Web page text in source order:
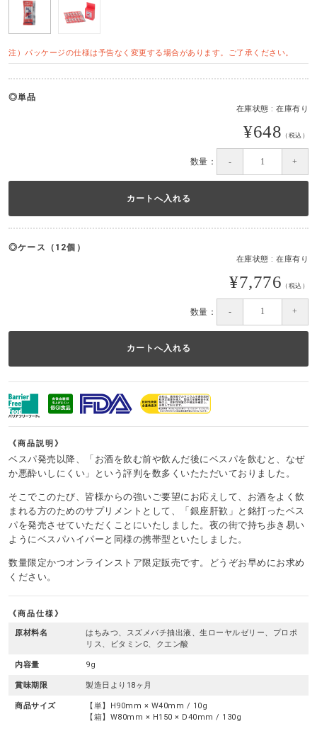
注）パッケージの仕様は予告なく変更する場合があります。ご了承ください。
単品
在庫状態 : 在庫有り
¥648 （税込）
数量：
ケース（12個）
在庫状態 : 在庫有り
¥7,776 （税込）
数量：
商品説明
ベスパ発売以降、「お酒を飲む前や飲んだ後にベスパを飲むと、なぜ
か悪酔いしにくい」という評判を数多くいたただいておりました。
そこでこのたび、皆様からの強いご要望にお応えして、お酒をよく飲
まれる方のためのサプリメントとして、「銀座肝歓」と銘打ったベス
パを発売させていただくことにいたしました。夜の街で持ち歩き易い
ようにベスパハイパーと同様の携帯型といたしました。
数量限定かつオンラインストア限定販売です。どうぞお早めにお求め
ください。
商品仕様
原材料名
はちみつ、スズメバチ抽出液、生ローヤルゼリー、プロポ
リス、ビタミンC、クエン酸
内容量 9g
賞味期限 製造日より18ヶ月
商品サイズ
【単】H90mm × W40mm / 10g
【箱】W80mm × H150 × D40mm / 130g